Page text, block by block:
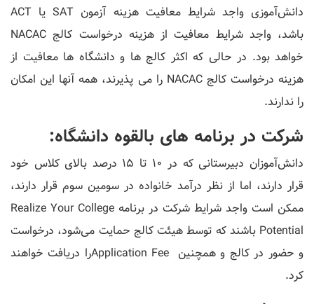
دانش‌آموزی واجد شرایط معافیت هزینه آزمون SAT یا ACT
باشد، واجد شرایط معافیت از هزینه درخواست کالج NACAC
خواهد بود. در حالی که اکثر کالج ها و دانشگاه ها معافیت از
هزینه درخواست کالج NACAC را می پذیرند، همه آنها این امکان
را ندارند.
شرکت در برنامه های بالقوه دانشگاه:
دانش‌آموزان دبیرستانی که در 10 تا 15 درصد بالای کلاس خود
قرار دارند، اما از نظر درآمد خانواده در سومین سوم قرار دارند،
ممکن است واجد شرایط شرکت در برنامه Realize Your College
Potential باشند که توسط هیئت کالج حمایت می‌شود، درخواست
و حضور در کالج و همچنین Application Feeرا دریافت خواهند
کرد.